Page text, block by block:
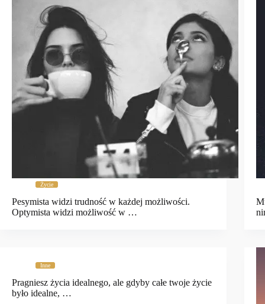
Życie
Pesymista widzi trudność w każdej możliwości.
Optymista widzi możliwość w …
Inne
Pragniesz życia idealnego, ale gdyby całe twoje życie
było idealne, …